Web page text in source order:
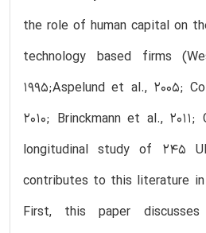
the role of human capital on
technology based firms
1995;Aspelund et al., 2005;
2010; Brinckmann et al., 2011;
longitudinal study of 245
contributes to this literature
First, this paper